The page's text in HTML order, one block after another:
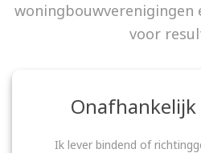
woningbouwverenigingen
voor
Onafhankelijk
Ik lever bindend of